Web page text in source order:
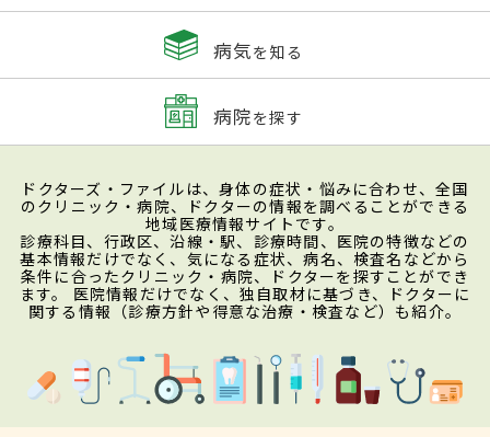
病気を知る
病院を探す
ドクターズ・ファイルは、身体の症状・悩みに合わせ、全国
のクリニック・病院、ドクターの情報を調べることができる
地域医療情報サイトです。
診療科目、行政区、沿線・駅、診療時間、医院の特徴などの
基本情報だけでなく、気になる症状、病名、検査名などから
条件に合ったクリニック・病院、ドクターを探すことができ
ます。 医院情報だけでなく、独自取材に基づき、ドクターに
関する情報（診療方針や得意な治療・検査など）も紹介。